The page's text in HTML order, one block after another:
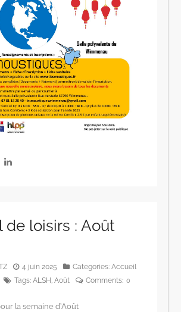
de loisirs : Août
4 juin 2025 Categories:Accueil
Tags:ALSH ,Août Comments: 0
la semaine d’Août